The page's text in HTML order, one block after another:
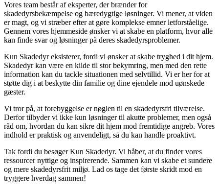
Vores team består af eksperter, der brænder for
skadedyrsbekæmpelse og bæredygtige løsninger. Vi mener, at viden
er magt, og vi stræber efter at gøre komplekse emner letforståelige.
Gennem vores hjemmeside ønsker vi at skabe en platform, hvor alle
kan finde svar og løsninger på deres skadedyrsproblemer.
Kun Skadedyr eksisterer, fordi vi ønsker at skabe tryghed i dit hjem.
Skadedyr kan være en kilde til stor bekymring, men med den rette
information kan du tackle situationen med selvtillid. Vi er her for at
støtte dig i at beskytte din familie og dine ejendele mod uønskede
gæster.
Vi tror på, at forebyggelse er nøglen til en skadedyrsfri tilværelse.
Derfor tilbyder vi ikke kun løsninger til akutte problemer, men også
råd om, hvordan du kan sikre dit hjem mod fremtidige angreb. Vores
indhold er praktisk og anvendeligt, så du kan handle proaktivt.
Tak fordi du besøger Kun Skadedyr. Vi håber, at du finder vores
ressourcer nyttige og inspirerende. Sammen kan vi skabe et sundere
og mere skadedyrsfrit miljø. Lad os tage det første skridt mod en
tryggere hverdag sammen!